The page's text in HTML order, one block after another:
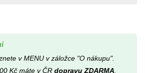
v MENU v záložce "O nákupu".
Kč máte v ČR dopravu ZDARMA